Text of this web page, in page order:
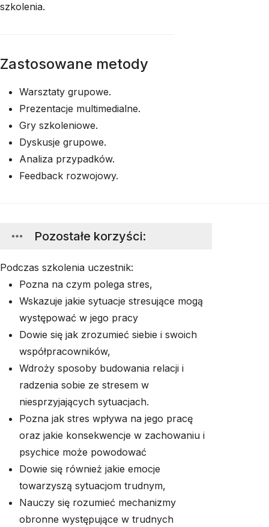
szkolenia.
Zastosowane metody
Warsztaty grupowe.
Prezentacje multimedialne.
Gry szkoleniowe.
Dyskusje grupowe.
Analiza przypadków.
Feedback rozwojowy.
Pozostałe korzyści:
Podczas szkolenia uczestnik:
Pozna na czym polega stres,
Wskazuje jakie sytuacje stresujące mogą
występować w jego pracy
Dowie się jak zrozumieć siebie i swoich
współpracowników,
Wdroży sposoby budowania relacji i
radzenia sobie ze stresem w
niesprzyjających sytuacjach.
Pozna jak stres wpływa na jego pracę
oraz jakie konsekwencje w zachowaniu i
psychice może powodować
Dowie się również jakie emocje
towarzyszą sytuacjom trudnym,
Nauczy się rozumieć mechanizmy
obronne występujące w trudnych